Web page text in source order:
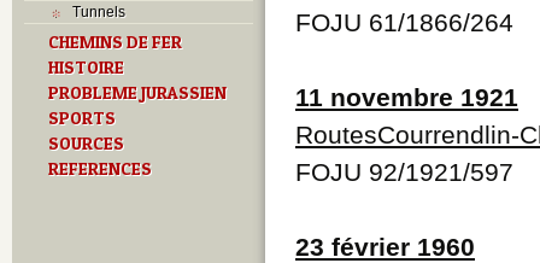
Tunnels
CHEMINS DE FER
HISTOIRE
PROBLEME JURASSIEN
SPORTS
SOURCES
REFERENCES
FOJU 61/1866/264
11 novembre 1921
RoutesCourrendlin-
FOJU 92/1921/597
23 février 1960